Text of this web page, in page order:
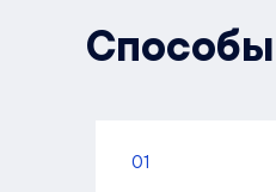
01